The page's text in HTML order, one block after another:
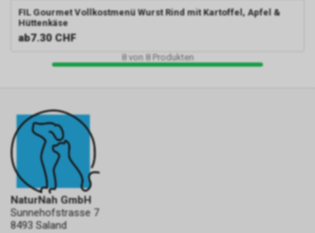
FIL Gourmet Vollkostmenü Wurst Rind mit Kartoffel, Apfel &
Hüttenkäse
ab7.30 CHF
8von 8Produkten
NaturNah GmbH
Sunnehofstrasse 7
8493 Saland